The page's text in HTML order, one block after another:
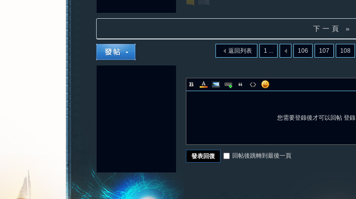
回復
下一頁 »
1 ... 106 107 108
返回列表
您需要登錄後才可以回帖 登錄
發表回復 回帖後跳轉到最後一頁